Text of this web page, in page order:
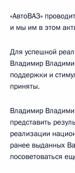
«АвтоВАЗ»
и мы им в этом
Для успешной
Владимир
поддержки и
приняты.
Владимир
представить
реализации
ранее выданных
посоветоваться